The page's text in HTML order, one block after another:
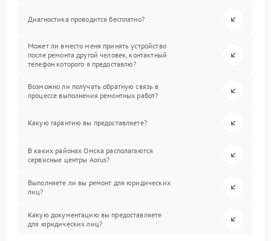
Диагностика проводится бесплатно?
Может ли вместо меня принять устройство
после ремонта другой человек, контактный
телефон которого я предоставлю?
Возможно ли получать обратную связь в
процессе выполнения ремонтных работ?
Какую гарантию вы предоставляете?
В каких районах Омска располагаются
сервисные центры Aorus?
Выполняете ли вы ремонт для юридических
лиц?
Какую документацию вы предоставляете
для юридических лиц?